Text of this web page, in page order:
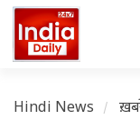
Hindi News